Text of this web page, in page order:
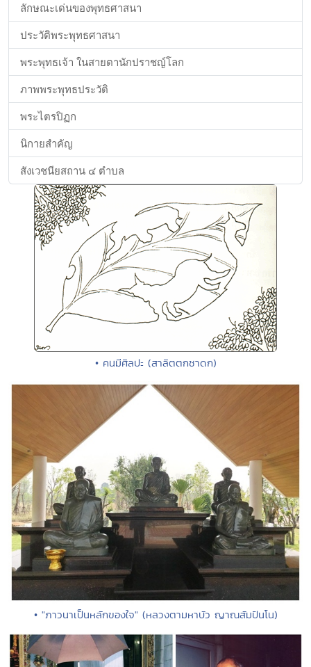
ลักษณะเด่นของพุทธศาสนา
ประวัติพระพุทธศาสนา
พระพุทธเจ้า ในสายตานักปราชญ์โลก
ภาพพระพุทธประวัติ
พระไตรปิฏก
นิกายสำคัญ
สังเวชนียสถาน ๔ ตำบล
• คนมีศิลปะ (สาลิตตกชาดก)
• "ภาวนาเป็นหลักของใจ" (หลวงตามหาบัว ญาณสัมปันโน)